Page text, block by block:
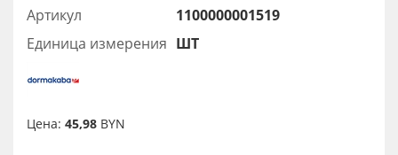
Артикул
1100000001519
Единица измерения ШТ
Цена: 45,98 BYN